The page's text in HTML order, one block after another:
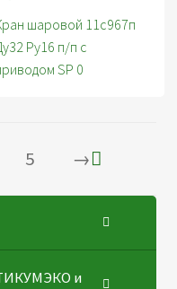
шаровой 11с967п
Ру16 п/п с
SP 0
5 →
и